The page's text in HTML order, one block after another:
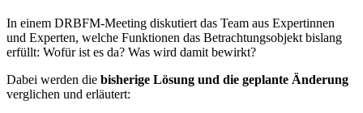
In einem DRBFM-Meeting diskutiert das Team aus Expertinnen
und Experten, welche Funktionen das Betrachtungsobjekt bislang
erfüllt: Wofür ist es da? Was wird damit bewirkt?
Dabei werden die bisherige Lösung und die geplante Änderung
verglichen und erläutert: